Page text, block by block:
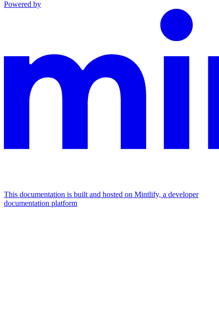
Powered by
This documentation is built and hosted on Mintlify, a developer
documentation platform